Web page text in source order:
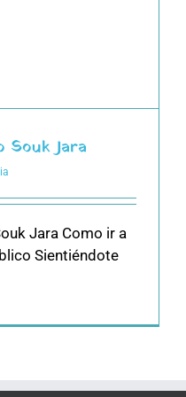
Souk Jara
Jara Como ir a
Sientiéndote